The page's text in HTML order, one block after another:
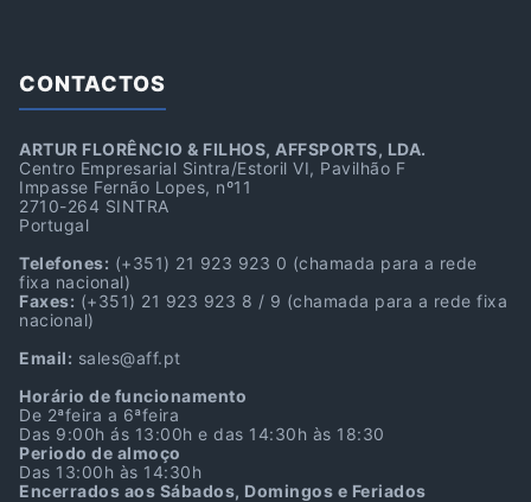
CONTACTOS
ARTUR FLORÊNCIO & FILHOS, AFFSPORTS, LDA.
Centro Empresarial Sintra/Estoril VI, Pavilhão F
Impasse Fernão Lopes, nº11
2710-264 SINTRA
Portugal
Telefones: (+351) 21 923 923 0 (chamada para a rede
fixa nacional)
Faxes: (+351) 21 923 923 8 / 9 (chamada para a rede fixa
nacional)
Email: sales@aff.pt
Horário de funcionamento
De 2ªfeira a 6ªfeira
Das 9:00h ás 13:00h e das 14:30h às 18:30
Periodo de almoço
Das 13:00h às 14:30h
Encerrados aos Sábados, Domingos e Feriados